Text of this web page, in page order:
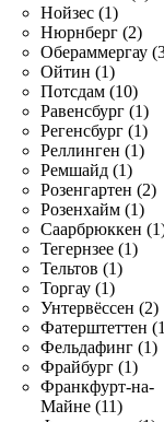
Нойзес (1)
Нюрнберг (2)
Обераммергау
Ойтин (1)
Потсдам (10)
Равенсбург (1)
Регенсбург (1)
Реллинген (1)
Ремшайд (1)
Розенгартен (2)
Розенхайм (1)
Саарбрюккен
Тегернзее (1)
Тельтов (1)
Торгау (1)
Унтервёссен (2)
Фатерштеттен
Фельдафинг (1)
Фрайбург (1)
Франкфурт-на-
Майне (11)